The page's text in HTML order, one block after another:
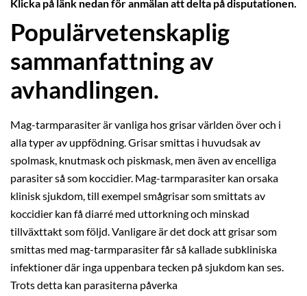
Klicka på länk nedan för anmälan att delta på disputationen.
Populärvetenskaplig
sammanfattning av
avhandlingen.
Mag-tarmparasiter är vanliga hos grisar världen över och i
alla typer av uppfödning. Grisar smittas i huvudsak av
spolmask, knutmask och piskmask, men även av encelliga
parasiter så som koccidier. Mag-tarmparasiter kan orsaka
klinisk sjukdom, till exempel smågrisar som smittats av
koccidier kan få diarré med uttorkning och minskad
tillväxttakt som följd. Vanligare är det dock att grisar som
smittas med mag-tarmparasiter får så kallade subkliniska
infektioner där inga uppenbara tecken på sjukdom kan ses.
Trots detta kan parasiterna påverka